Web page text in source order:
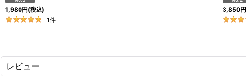
1,980円(税込)
1件
3,850円
レビュー